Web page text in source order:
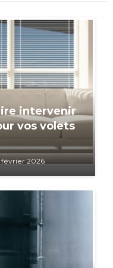
intervenir
vos volets
février 2026